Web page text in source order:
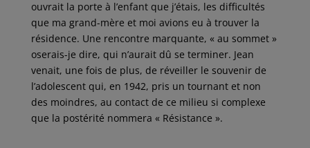
ouvrait la porte à l’enfant que j’étais, les difficultés
que ma grand-mère et moi avions eu à trouver la
résidence. Une rencontre marquante, « au sommet »
oserais-je dire, qui n’aurait dû se terminer. Jean
venait, une fois de plus, de réveiller le souvenir de
l’adolescent qui, en 1942, pris un tournant et non
des moindres, au contact de ce milieu si complexe
que la postérité nommera « Résistance ».